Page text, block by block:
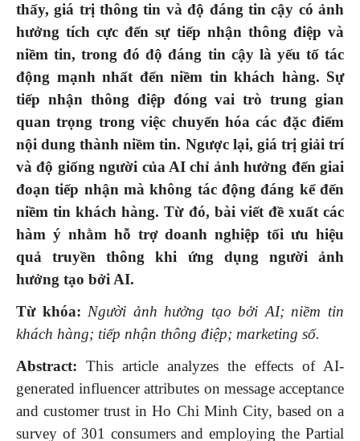
thấy, giá trị thông tin và độ đáng tin cậy có ảnh
hưởng tích cực đến sự tiếp nhận thông điệp và
niềm tin, trong đó độ đáng tin cậy là yếu tố tác
động mạnh nhất đến niềm tin khách hàng. Sự
tiếp nhận thông điệp đóng vai trò trung gian
quan trọng trong việc chuyển hóa các đặc điểm
nội dung thành niềm tin. Ngược lại, giá trị giải trí
và độ giống người của AI chỉ ảnh hưởng đến giai
đoạn tiếp nhận mà không tác động đáng kể đến
niềm tin khách hàng. Từ đó, bài viết đề xuất các
hàm ý nhằm hỗ trợ doanh nghiệp tối ưu hiệu
quả truyền thông khi ứng dụng người ảnh
hưởng tạo bởi AI.
Từ khóa: Người ảnh hưởng tạo bởi AI; niềm tin
khách hàng; tiếp nhận thông điệp; marketing số.
Abstract: This article analyzes the effects of AI-
generated influencer attributes on message acceptance
and customer trust in Ho Chi Minh City, based on a
survey of 301 consumers and employing the Partial